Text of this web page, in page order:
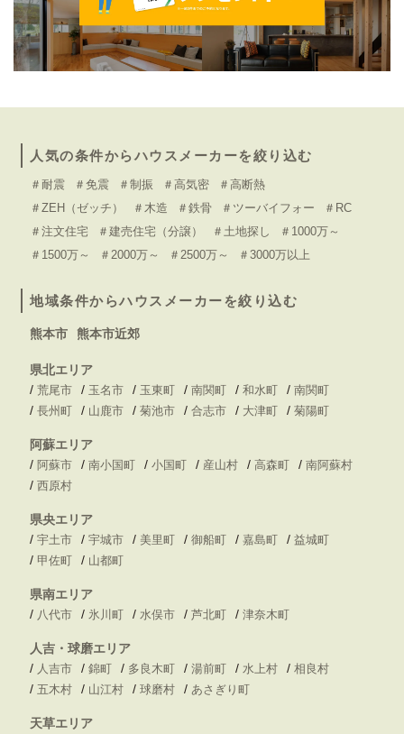
人気の条件からハウスメーカーを絞り込む
＃耐震 ＃免震 ＃制振 ＃高気密
＃高断熱
＃ZEH（ゼッチ）
＃木造 ＃鉄骨 ＃ツーバイフォー
＃RC
＃注文住宅
＃建売住宅（分譲） ＃土地探し
＃1000万～
＃1500万～
＃2000万～ ＃2500万～ ＃3000万以上
地域条件からハウスメーカーを絞り込む
熊本市 熊本市近郊
県北エリア
/ 荒尾市 / 玉名市 / 玉東町 / 南関町 / 和水町 / 南関町
/ 長州町 / 山鹿市 / 菊池市 / 合志市 / 大津町 / 菊陽町
阿蘇エリア
/ 阿蘇市 / 南小国町 / 小国町 / 産山村 / 高森町 / 南阿蘇村
/ 西原村
県央エリア
/ 宇土市 / 宇城市 / 美里町 / 御船町 / 嘉島町 / 益城町
/ 甲佐町 / 山都町
県南エリア
/ 八代市 / 氷川町 / 水俣市 / 芦北町 / 津奈木町
人吉・球磨エリア
/ 人吉市 / 錦町 / 多良木町 / 湯前町 / 水上村 / 相良村
/ 五木村 / 山江村 / 球磨村 / あさぎり町
天草エリア